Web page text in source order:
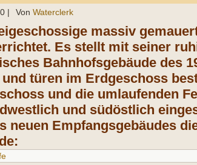
| Von Waterclerk
massiv
Es stellt mit seiner
Bahnhofsgebäude des
türen im Erdgeschoss
und die umlaufenden
und südöstlich
neuen Empfangsgebäudes